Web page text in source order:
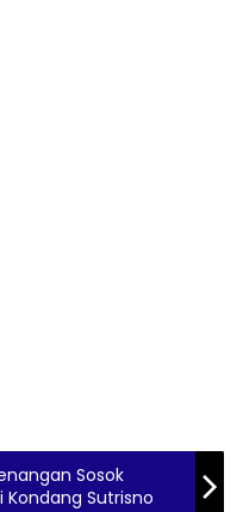
Sosok
Kondang Sutrisno